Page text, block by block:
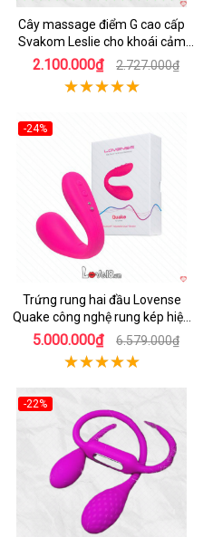
Cây massage điểm G cao cấp
Svakom Leslie cho khoái cảm
cực đỉnh từ Mỹ
2.100.000₫ 2.727.000₫
-24%
Trứng rung hai đầu Lovense
Quake công nghệ rung kép hiện
đại
5.000.000₫ 6.579.000₫
-22%